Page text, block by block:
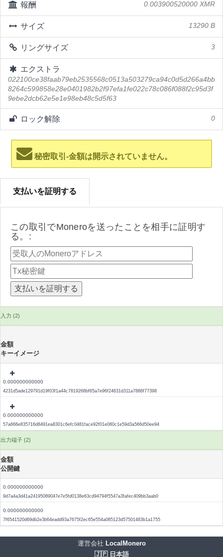
報酬 0.003900520000 XMR
サイズ 13290 B
リングサイズ 3
エクストラ
022100ce38faab79eb2535568c0513a503279ca94c0d5d266a4bb
8264c599858e28e0401982b2f97efa1fe022c78c086f088f2c95d3f
9ebe2dcb62e5e1e98eb48c5d5f63
ロック解除 0
秘密取引-金額は開示されていません。
支払いを証明する
この取引でMoneroを送ったことを相手に証明す
る。:
入力 (2)
金額
キーイメージ
0.000000000000
4231d5ade129791d19f03f1a44c7819268bf65a7e96f24631d311a7886f77398
0.000000000000
57a666e835716d8491ea8301c6efc0481face92f01e080c1e59d3a566d50ee94
出力端子 (2)
金額
公開鍵
0.000000000000
9d7a4a3d41a24195089047e7e5fd0138e63cd94794f5547a3fafec409bb3aab0
0.000000000000
7f6541520d69db2e3b64eadd93a7675f2ec65e554a085123d57501483b1a1755
運営会社 LocalMonero
🇯🇵 日本語